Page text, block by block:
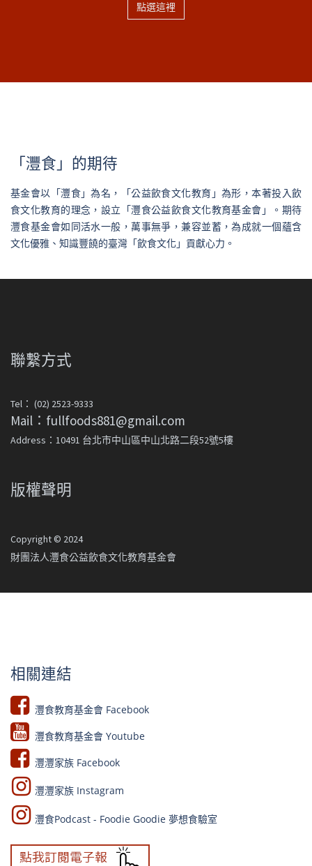
點選這裡
「灃食」的期待
基金會以「灃食」為名，「公益飲食文化教育」為形，本著投入飲
食文化教育的理念，設立「灃食公益飲食文化教育基金會」。期待
灃食基金會如同活水一般，萬事無爭，兼容並蓄，為成就一個蘊含
文化優雅、知識豐饒的臺灣「飲食文化」貢獻心力。
聯繫方式
Tel： (02) 2523-9333
Mail：fullfoods881@gmail.com
Address：10491 台北市中山區中山北路二段52號5樓
版權聲明
Copyright © 2024
財團法人灃食公益飲食文化教育基金會
相關連結
灃食教育基金會 Facebook​
灃食教育基金會 Youtube​​
灃灃家族 Facebook
灃灃家族 Instagram
灃食Podcast - Foodie Goodie 夢想食驗室​